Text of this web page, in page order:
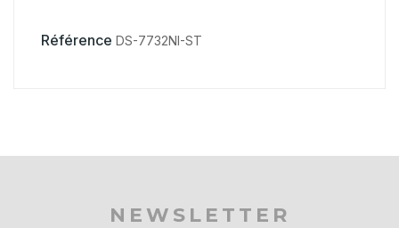
Référence DS-7732NI-ST
NEWSLETTER